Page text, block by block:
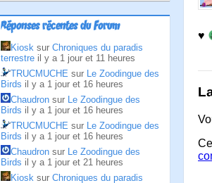
Réponses récentes du Forum
Kiosk sur Chroniques du paradis
terrestre il y a 1 jour et 11 heures
TRUCMUCHE sur Le Zoodingue des
Birds il y a 1 jour et 16 heures
Chaudron sur Le Zoodingue des
Birds il y a 1 jour et 16 heures
TRUCMUCHE sur Le Zoodingue des
Birds il y a 1 jour et 16 heures
Chaudron sur Le Zoodingue des
Birds il y a 1 jour et 21 heures
Kiosk sur Chroniques du paradis
♥